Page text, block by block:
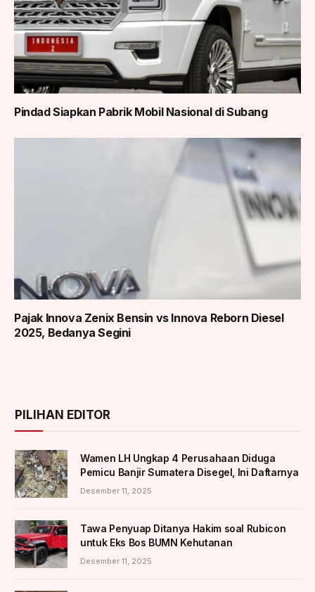
Pindad Siapkan Pabrik Mobil Nasional di Subang
Pajak Innova Zenix Bensin vs Innova Reborn Diesel
2025, Bedanya Segini
PILIHAN EDITOR
Wamen LH Ungkap 4 Perusahaan Diduga
Pemicu Banjir Sumatera Disegel, Ini Daftarnya
Desember 11, 2025
Tawa Penyuap Ditanya Hakim soal Rubicon
untuk Eks Bos BUMN Kehutanan
Desember 11, 2025